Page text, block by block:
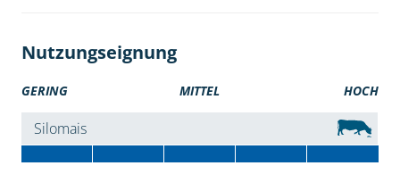
Nutzungseignung
GERING MITTEL HOCH
Silomais